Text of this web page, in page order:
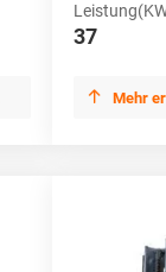
37
 Mehr